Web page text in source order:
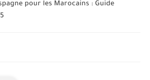
pour les Marocains : Guide